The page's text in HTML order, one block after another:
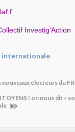
Investig’Action
nouveaux électeurs du
! on nous dit «